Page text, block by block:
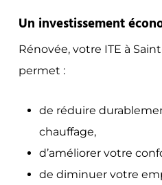
Un investissement
Rénovée, votre ITE à
permet :
de réduire
chauffage,
d’améliorer votre
de diminuer votre